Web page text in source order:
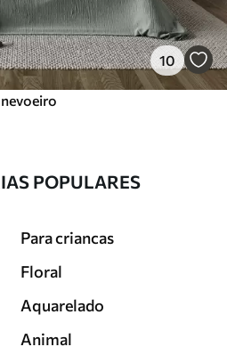
10
POPULARES
Para criancas
Floral
Aquarelado
Animal